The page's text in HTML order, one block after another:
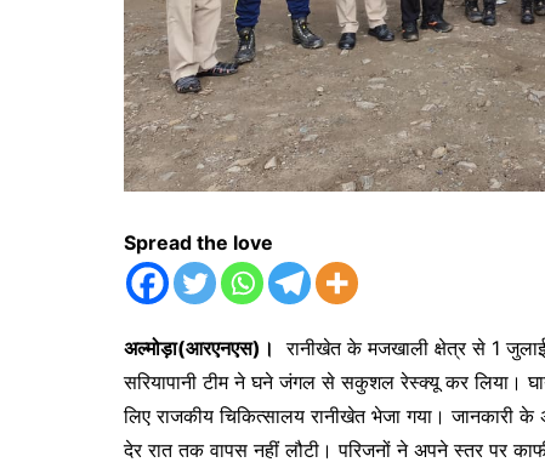
Spread the love
अल्मोड़ा(आरएनएस)। रानीखेत के मजखाली क्षेत्र से 1
सरियापानी टीम ने घने जंगल से सकुशल रेस्क्यू कर लिया।
लिए राजकीय चिकित्सालय रानीखेत भेजा गया।
देर रात तक वापस नहीं लौटी। परिजनों ने अपने स्तर पर